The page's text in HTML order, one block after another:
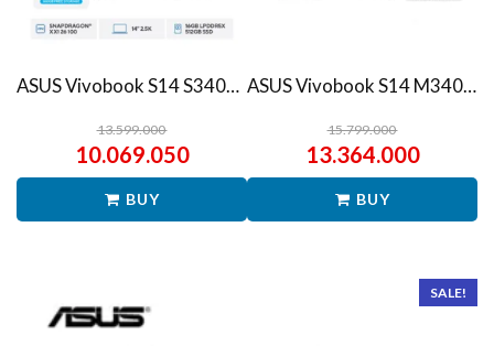
ASUS Vivobook S14 S3407QA – IPSP151M – Matte Gray
13.599.000
10.069.050
BUY
ASUS Vivobook S14 M3407HA Ryzen 7 260 1TB SSD 16GB WUXGA IPS Win11+OHS
15.799.000
13.364.000
BUY
SALE!